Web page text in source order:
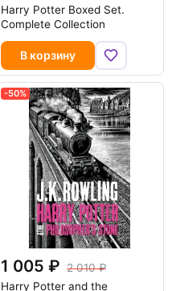
Harry Potter Boxed Set.
Complete Collection
В корзину
-50%
1 005
2 010
Harry Potter and the